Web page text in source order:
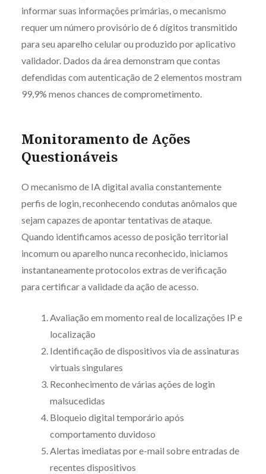
informar suas informações primárias, o mecanismo
requer um número provisório de 6 dígitos transmitido
para seu aparelho celular ou produzido por aplicativo
validador. Dados da área demonstram que contas
defendidas com autenticação de 2 elementos mostram
99,9% menos chances de comprometimento.
Monitoramento de Ações
Questionáveis
O mecanismo de IA digital avalia constantemente
perfis de login, reconhecendo condutas anômalos que
sejam capazes de apontar tentativas de ataque.
Quando identificamos acesso de posição territorial
incomum ou aparelho nunca reconhecido, iniciamos
instantaneamente protocolos extras de verificação
para certificar a validade da ação de acesso.
Avaliação em momento real de localizações IP e
localização
Identificação de dispositivos via de assinaturas
virtuais singulares
Reconhecimento de várias ações de login
malsucedidas
Bloqueio digital temporário após
comportamento duvidoso
Alertas imediatas por e-mail sobre entradas de
recentes dispositivos